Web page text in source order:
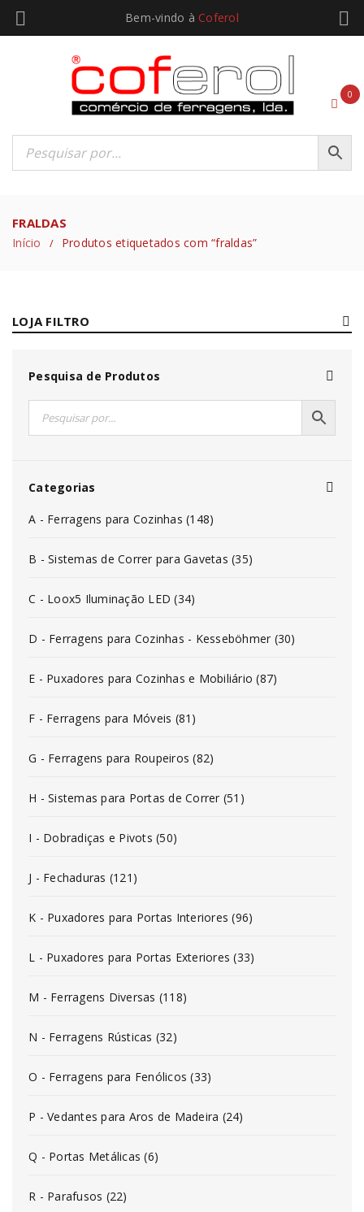
Bem-vindo à Coferol
0
FRALDAS
Início / Produtos etiquetados com “fraldas”
LOJA FILTRO
Pesquisa de Produtos
Categorias
A - Ferragens para Cozinhas (148)
B - Sistemas de Correr para Gavetas (35)
C - Loox5 Iluminação LED (34)
D - Ferragens para Cozinhas - Kesseböhmer (30)
E - Puxadores para Cozinhas e Mobiliário (87)
F - Ferragens para Móveis (81)
G - Ferragens para Roupeiros (82)
H - Sistemas para Portas de Correr (51)
I - Dobradiças e Pivots (50)
J - Fechaduras (121)
K - Puxadores para Portas Interiores (96)
L - Puxadores para Portas Exteriores (33)
M - Ferragens Diversas (118)
N - Ferragens Rústicas (32)
O - Ferragens para Fenólicos (33)
P - Vedantes para Aros de Madeira (24)
Q - Portas Metálicas (6)
R - Parafusos (22)